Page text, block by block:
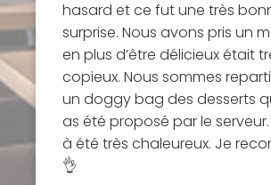
hasard et ce fut une très
surprise. Nous avons pris un
en plus d’être délicieux était
copieux. Nous sommes
un doggy bag des desserts
as été proposé par le serveur.
à été très chaleureux. Je
👌